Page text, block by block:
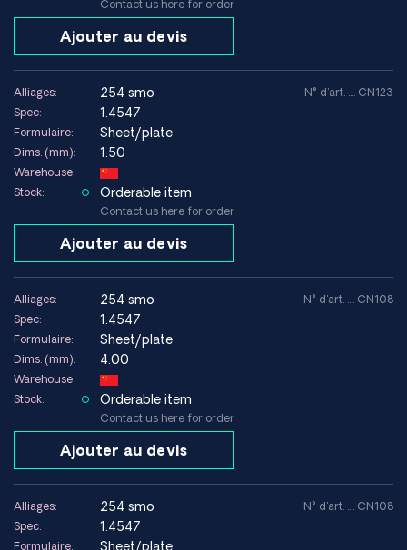
Contact us here for order
Ajouter au devis
Alliages: 254 smo
Spec: 1.4547
Formulaire: Sheet/plate
Dims. (mm): 1.50
Warehouse:
Stock:
Orderable item
Contact us here for order
Ajouter au devis
N° d'art. .... CN123
Alliages: 254 smo
Spec: 1.4547
Formulaire: Sheet/plate
Dims. (mm): 4.00
Warehouse:
Stock:
Orderable item
Contact us here for order
Ajouter au devis
N° d'art. .... CN108
Alliages: 254 smo
Spec: 1.4547
Formulaire: Sheet/plate
N° d'art. .... CN108